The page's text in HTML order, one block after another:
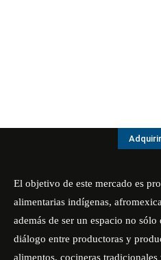
El objetivo de este mercado es
alimentarias indígenas,
además de ser un espacio no
diálogo entre productoras y
alimentos, cocineras tradicionales